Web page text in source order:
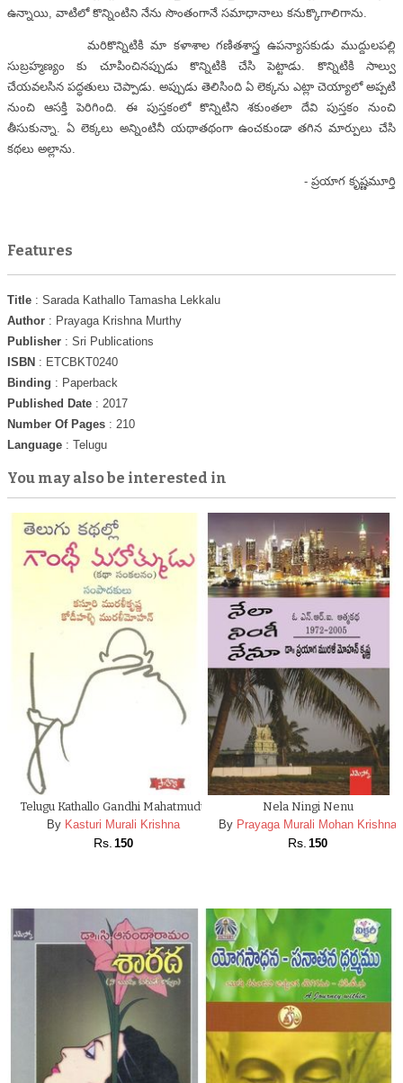
ఉన్నాయి, వాటిలో కొన్నింటిని నేను సొంతంగానే సమాధానాలు కనుక్కొగాలిగాను.
మరికొన్నిటికి మా కళాశాల గణితశాస్త్ర ఉపన్యాసకుడు ముద్దులపల్లి
సుబ్రహ్మణ్యం కు చూపించినప్పుడు కొన్నిటికి చేసి పెట్టాడు. కొన్నిటికి సాల్వు
చేయవలసిన పద్ధతులు చెప్పాడు. అప్పుడు తెలిసింది ఏ లెక్కను ఎట్లా చెయ్యాలో అప్పటి
నుంచి ఆసక్తి పెరిగింది. ఈ పుస్తకంలో కొన్నిటిని శకుంతలా దేవి పుస్తకం నుంచి
తీసుకున్నా. ఏ లెక్కలు అన్నింటినీ యథాతథంగా ఉంచకుండా తగిన మార్పులు చేసి
కథలు అల్లాను.
- ప్రయాగ కృష్ణమూర్తి
Features
Title : Sarada Kathallo Tamasha Lekkalu
Author : Prayaga Krishna Murthy
Publisher : Sri Publications
ISBN : ETCBKT0240
Binding : Paperback
Published Date : 2017
Number Of Pages : 210
Language : Telugu
You may also be interested in
Telugu Kathallo Gandhi Mahatmudu
By Kasturi Murali Krishna
Rs. 150
Nela Ningi Nenu
By Prayaga Murali Mohan Krishna
Rs. 150